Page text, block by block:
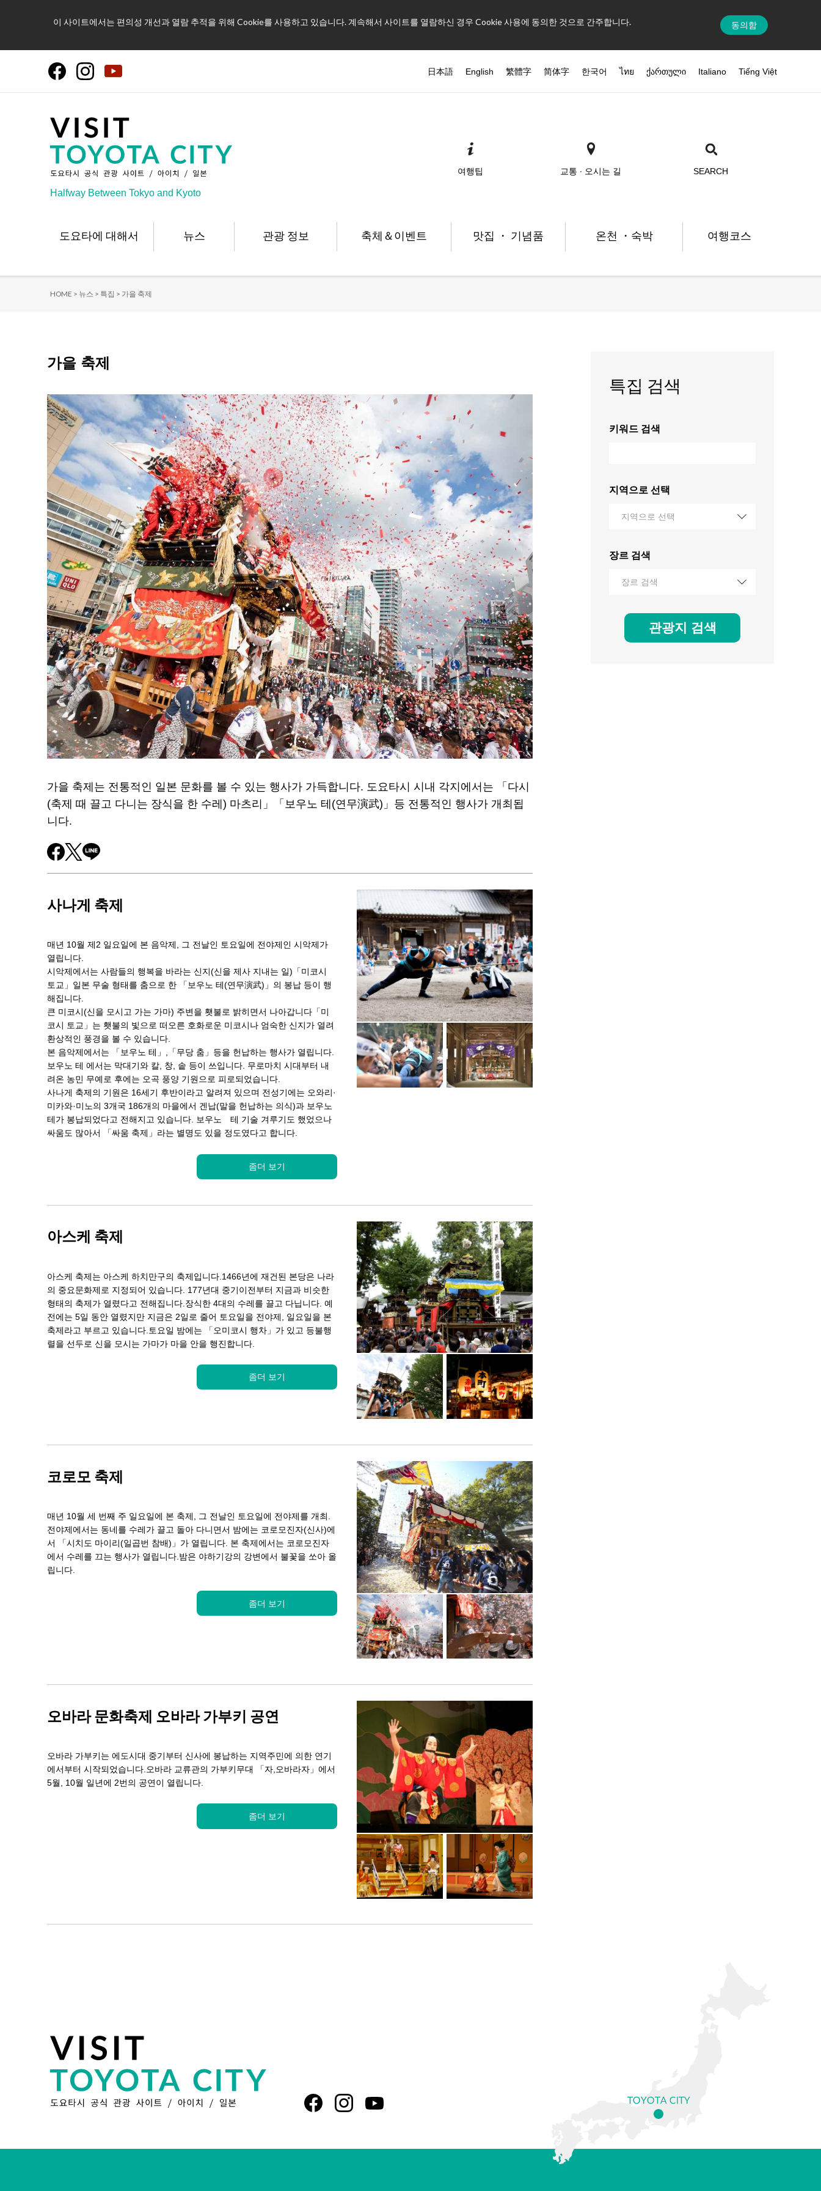
이 사이트에서는 편의성 개선과 열람 추적을 위해 Cookie를 사용하고 있습니다. 계속해서 사이트를 열람하신 경우 Cookie 사용에 동의한 것으로 간주합니다. 동의함
日本語 English 繁體字 简体字 한국어 ไทย ქართული Italiano Tiếng Việt
Halfway Between Tokyo and Kyoto
여행팁 교통 ∙ 오시는 길 SEARCH
도요타에 대해서 뉴스 관광 정보 축체＆이벤트 맛집 ・ 기념품 온천 ・숙박 여행코스
HOME > 뉴스 > 특집 > 가을 축제
가을 축제
가을 축제는 전통적인 일본 문화를 볼 수 있는 행사가 가득합니다. 도요타시 시내 각지에서는 「다시
(축제 때 끌고 다니는 장식을 한 수레) 마츠리」「보우노 테(연무演武)」등 전통적인 행사가 개최됩
니다.
사나게 축제
매년 10월 제2 일요일에 본 음악제, 그 전날인 토요일에 전야제인 시악제가
열립니다.
시악제에서는 사람들의 행복을 바라는 신지(신을 제사 지내는 일)「미코시
토교」일본 무술 형태를 춤으로 한 「보우노 테(연무演武)」의 봉납 등이 행
해집니다.
큰 미코시(신을 모시고 가는 가마) 주변을 횃불로 밝히면서 나아갑니다「미
코시 토교」는 횃불의 빛으로 떠오른 호화로운 미코시나 엄숙한 신지가 열려
환상적인 풍경을 볼 수 있습니다.
본 음악제에서는 「보우노 테」,「무당 춤」등을 헌납하는 행사가 열립니다.
보우노 테 에서는 막대기와 칼, 창, 솥 등이 쓰입니다. 무로마치 시대부터 내
려온 농민 무예로 후에는 오곡 풍양 기원으로 피로되었습니다.
사나게 축제의 기원은 16세기 후반이라고 알려져 있으며 전성기에는 오와리·
미카와·미노의 3개국 186개의 마을에서 겐납(말을 헌납하는 의식)과 보우노
테가 봉납되었다고 전해지고 있습니다. 보우노 테 기술 겨루기도 했었으나
싸움도 많아서 「싸움 축제」라는 별명도 있을 정도였다고 합니다.
좀더 보기
아스케 축제
아스케 축제는 아스케 하치만구의 축제입니다.1466년에 재건된 본당은 나라
의 중요문화제로 지정되어 있습니다. 177년대 중기이전부터 지금과 비슷한
형태의 축제가 열렸다고 전해집니다.장식한 4대의 수레를 끌고 다닙니다. 예
전에는 5일 동안 열렸지만 지금은 2일로 줄어 토요일을 전야제, 일요일을 본
축제라고 부르고 있습니다.토요일 밤에는 「오미코시 행차」가 있고 등불행
렬을 선두로 신을 모시는 가마가 마을 안을 행진합니다.
좀더 보기
코로모 축제
매년 10월 세 번째 주 일요일에 본 축제, 그 전날인 토요일에 전야제를 개최.
전야제에서는 동네를 수레가 끌고 돌아 다니면서 밤에는 코로모진자(신사)에
서 「시치도 마이리(일곱번 참배)」가 열립니다. 본 축제에서는 코로모진자
에서 수레를 끄는 행사가 열립니다.밤은 야하기강의 강변에서 불꽃을 쏘아 올
립니다.
좀더 보기
오바라 문화축제 오바라 가부키 공연
오바라 가부키는 에도시대 중기부터 신사에 봉납하는 지역주민에 의한 연기
에서부터 시작되었습니다.오바라 교류관의 가부키무대 「자,오바라자」에서
5월, 10월 일년에 2번의 공연이 열립니다.
좀더 보기
특집 검색
키워드 검색
지역으로 선택
지역으로 선택
장르 검색
장르 검색
관광지 검색